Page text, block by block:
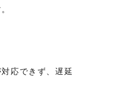
応できず、遅延